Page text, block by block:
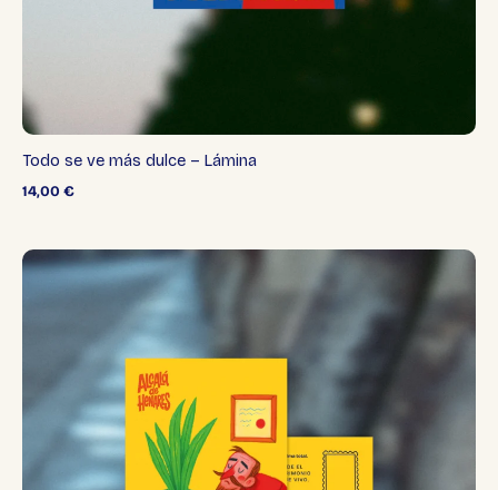
Todo se ve más dulce – Lámina
14,00 €